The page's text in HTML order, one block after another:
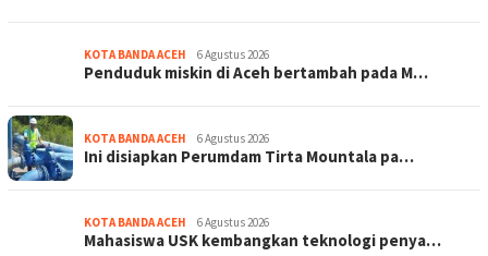
KOTA BANDA ACEH 6 Agustus 2026
Penduduk miskin di Aceh bertambah pada M…
KOTA BANDA ACEH 6 Agustus 2026
Ini disiapkan Perumdam Tirta Mountala pa…
KOTA BANDA ACEH 6 Agustus 2026
Mahasiswa USK kembangkan teknologi penya…